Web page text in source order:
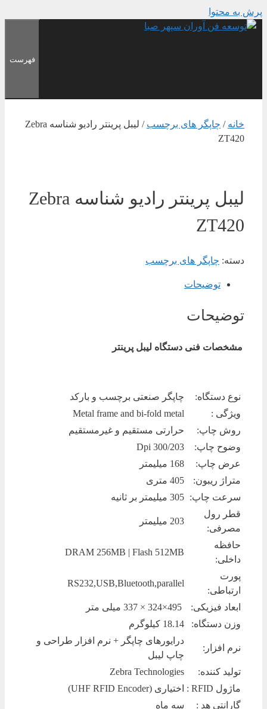
پرش به محتوا
فهرست
خانه / چاپگر های برچسب
/ لیبل پرینتر رادیو شناسه Zebra
ZT420
لیبل پرینتر رادیو شناسه Zebra
ZT420
دسته: چاپگر های برچسب
توضیحات
توضیحات
مشخصات فنی دستگاه لیبل پرینتر
نوع دستگاه:
چاپگر صنعتی برچسب و بارکد
ویژگی :
Metal frame and bi-fold metal
روش چاپ:
حرارتی مستقیم و غیرمستقیم
وضوح چاپ:
Dpi 300/203
عرض چاپ:
168 میلیمتر
متراژ ریبون:
405 متری
سرعت چاپ: 305 میلیمتر بر ثانیه
قطر رول
مصرفی:
203 میلیمتر
حافظه
داخلی:
DRAM 256MB | Flash 512MB
پورت
ارتباطی:
RS232,USB,Bluetooth,parallel
ابعاد فیزیکی:
وزن دستگاه:
18.14 کیلوگرم
نرم افزار:
درایورهای چاپگر + نرم افزار طراحی و
چاپ لیبل
تولید کننده:
Zebra Technologies
ماژول RFID :
اختیاری (UHF RFID Encoder)
گارانتی هد :
سه ماه